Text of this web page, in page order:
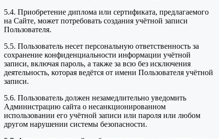
5.4. Приобретение диплома или сертификата, предлагаемого
на Сайте, может потребовать создания учётной записи
Пользователя.
5.5. Пользователь несет персональную ответственность за
сохранение конфиденциальности информации учётной
записи, включая пароль, а также за всю без исключения
деятельность, которая ведётся от имени Пользователя учётной
записи.
5.6. Пользователь должен незамедлительно уведомить
Администрацию сайта о несанкционированном
использовании его учётной записи или пароля или любом
другом нарушении системы безопасности.